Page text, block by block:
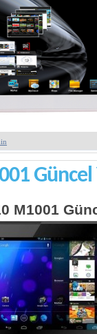
Güncel
M1001